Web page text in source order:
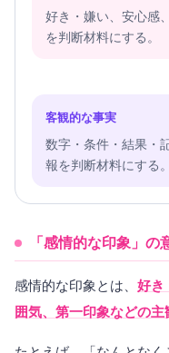
好き・嫌い、安心感
を判断材料にする。
客観的な事実
数字・条件・結果・
報を判断材料にする。
「感情的な印象」の
感情的な印象とは、 好き
囲気、第一印象などの